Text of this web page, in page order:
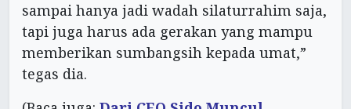
sampai hanya jadi wadah silaturrahim saja,
tapi juga harus ada gerakan yang mampu
memberikan sumbangsih kepada umat,”
tegas dia.